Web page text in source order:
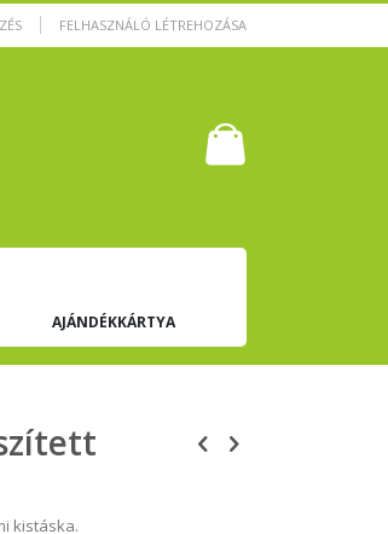
FELHASZNÁLÓ LÉTREHOZÁSA
AJÁNDÉKKÁRTYA
kistáska.